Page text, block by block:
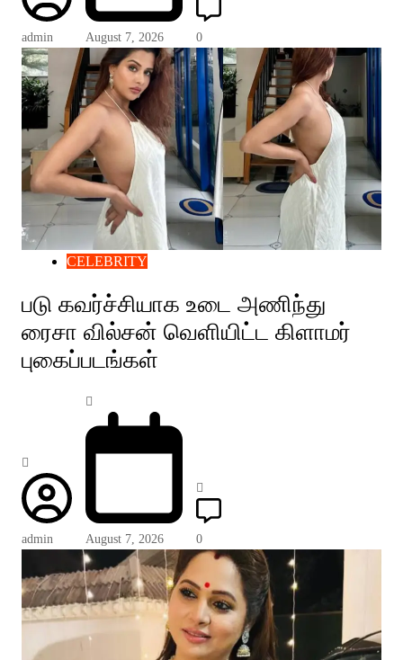
admin August 7, 2026 0
CELEBRITY
படு கவர்ச்சியாக உடை அணிந்து
ரைசா வில்சன் வெளியிட்ட கிளாமர்
புகைப்படங்கள்
admin August 7, 2026 0